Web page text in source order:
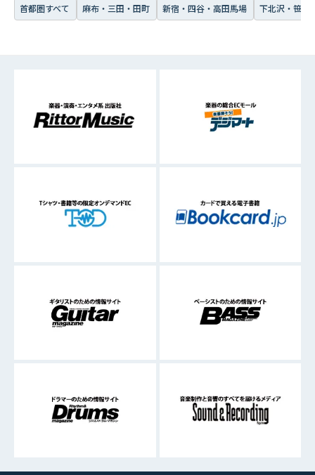
首都圏すべて 麻布・三田・田町 新宿・四谷・高田馬場 下北沢・笹塚